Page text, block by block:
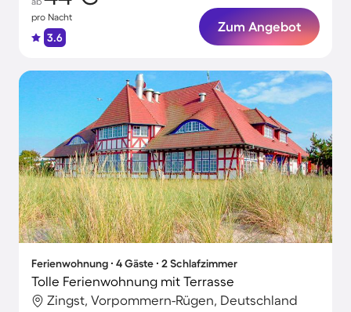
pro Nacht
3.6
Zum Angebot
Ferienwohnung ∙ 4 Gäste ∙ 2 Schlafzimmer
Tolle Ferienwohnung mit Terrasse
Zingst, Vorpommern-Rügen, Deutschland